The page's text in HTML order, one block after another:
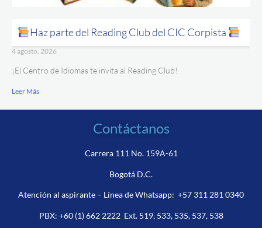
Haz parte del Reading Club del CIC Corpista
4 agosto, 2026
¡El Centro de Idiomas te invita al Reading Club!
Leer Más
Contáctanos
Carrera 111 No. 159A-61
Bogotá D.C.
Atención al aspirante – Línea de Whatsapp: +57 311 281 0340
PBX: +60 (1) 662 2222Ext. 519, 533, 535, 537, 538